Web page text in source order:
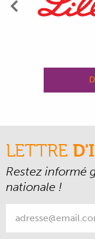
Précédent
LETTRE
Restez informé
nationale !